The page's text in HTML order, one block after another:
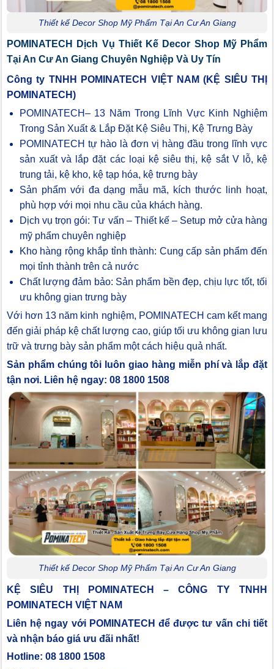
Thiết kế Decor Shop Mỹ Phẩm Tại An Cư An Giang
POMINATECH Dịch Vụ Thiết Kế Decor Shop Mỹ Phẩm
Tại An Cư An Giang Chuyên Nghiệp Và Uy Tín
Công ty TNHH POMINATECH VIỆT NAM (KỆ SIÊU THỊ
POMINATECH)
POMINATECH– 13 Năm Trong Lĩnh Vực Kinh Nghiệm
Trong Sản Xuất & Lắp Đặt Kệ Siêu Thị, Kệ Trưng Bày
POMINATECH tự hào là đơn vị hàng đầu trong lĩnh vực
sản xuất và lắp đặt các loại kệ siêu thị, kệ sắt V lỗ, kệ
trung tải, kệ kho, kệ tạp hóa, kệ trưng bày
Sản phẩm với đa dạng mẫu mã, kích thước linh hoạt,
phù hợp với mọi nhu cầu của khách hàng.
Dịch vụ trọn gói: Tư vấn – Thiết kế – Setup mở cửa hàng
mỹ phẩm chuyên nghiệp
Kho hàng rộng khắp tỉnh thành: Cung cấp sản phẩm đến
mọi tỉnh thành trên cả nước
Chất lượng đảm bảo: Sản phẩm bền đẹp, chịu lực tốt, tối
ưu không gian trưng bày
Với hơn 13 năm kinh nghiệm, POMINATECH cam kết mang
đến giải pháp kệ chất lượng cao, giúp tối ưu không gian lưu
trữ và trưng bày sản phẩm một cách hiệu quả nhất.
Sản phẩm chúng tôi luôn giao hàng miễn phí và lắp đặt
tận nơi. Liên hệ ngay: 08 1800 1508
Thiết kế Decor Shop Mỹ Phẩm Tại An Cư An Giang
KỆ SIÊU THỊ POMINATECH – CÔNG TY TNHH
POMINATECH VIỆT NAM
Liên hệ ngay với POMINATECH để được tư vấn chi tiết
và nhận báo giá ưu đãi nhất!
Hotline: 08 1800 1508